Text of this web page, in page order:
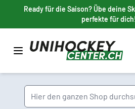
Direkt zum Inhalt
Ready für die Saison? Übe deine
perfekte für
Suche